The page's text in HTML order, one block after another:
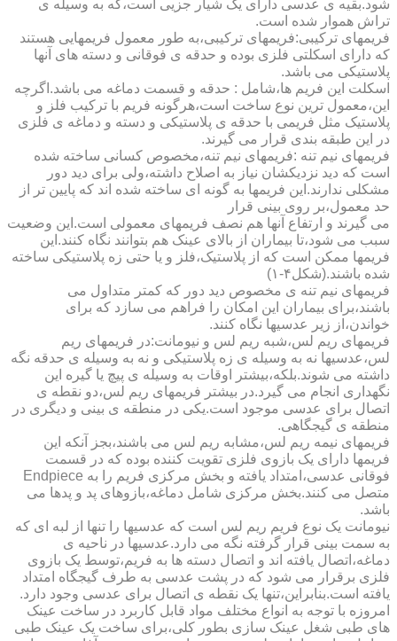
شود.بقیه ی عدسی دارای یک شیار جزیی است،که به وسیله ی
تراش هموار شده است.
فریمهای ترکیبی:فریمهای ترکیبی،به طور معمول فریمهایی هستند
که دارای اسکلتی فلزی بوده و حدقه ی فوقانی و دسته های آنها
پلاستیکی می باشد.
اسکلت این فریم ها،شامل : حدقه و قسمت دماغه می باشد.اگرچه
این،معمول ترین نوع ساخت است،هرگونه فریم با ترکیب فلز و
پلاستیک مثل فریمی با حدقه ی پلاستیکی و دسته و دماغه ی فلزی
در این طبقه بندی قرار می گیرند.
فریمهای نیم تنه :فریمهای نیم تنه،مخصوص کسانی ساخته شده
است که دید نزدیکشان نیاز به اصلاح داشته،ولی برای دید دور
مشکلی ندارند.این فریمها به گونه ای ساخته شده اند که پایین تر از
حد معمول،بر روی بینی قرار
می گیرند و ارتفاع آنها هم نصف فریمهای معمولی است.این وضعیت
سبب می شود،تا بیماران از بالای عینک هم بتوانند نگاه کنند.این
فریمها ممکن است که از پلاستیک،فلز و یا حتی زه پلاستیکی ساخته
شده باشند.(شکل۴-۱)
فریمهای نیم تنه ی مخصوص دید دور که کمتر متداول می
باشند،برای بیماران این امکان را فراهم می سازد که برای
خواندن،از زیر عدسیها نگاه کنند.
فریمهای ریم لس،شبه ریم لس و نیومانت:در فریمهای ریم
لس،عدسیها نه به وسیله ی زه پلاستیکی و نه به وسیله ی حدقه نگه
داشته می شوند.بلکه،بیشتر اوقات به وسیله ی پیچ یا گیره این
نگهداری انجام می گیرد.در بیشتر فریمهای ریم لس،دو نقطه ی
اتصال برای عدسی موجود است.یکی در منطقه ی بینی و دیگری در
منطقه ی گیجگاهی.
فریمهای نیمه ریم لس،مشابه ریم لس می باشند،بجز آنکه این
فریمها دارای یک بازوی فلزی تقویت کننده بوده که در قسمت
فوقانی عدسی،امتداد یافته و بخش مرکزی فریم را به Endpiece
متصل می کنند.بخش مرکزی شامل دماغه،بازوهای پد و پدها می
باشد.
نیومانت یک نوع فریم ریم لس است که عدسیها را تنها از لبه ای که
به سمت بینی قرار گرفته نگه می دارد.عدسیها در ناحیه ی
دماغه،اتصال یافته اند و اتصال دسته ها به فریم،توسط یک بازوی
فلزی برقرار می شود که در پشت عدسی به طرف گیجگاه امتداد
یافته است.بنابراین،تنها یک نقطه ی اتصال برای عدسی وجود دارد.
امروزه با توجه به انواع مختلف مواد قابل کاربرد در ساخت عینک
های طبی شغل عینک سازی بطور کلی،برای ساخت یک عینک طبی